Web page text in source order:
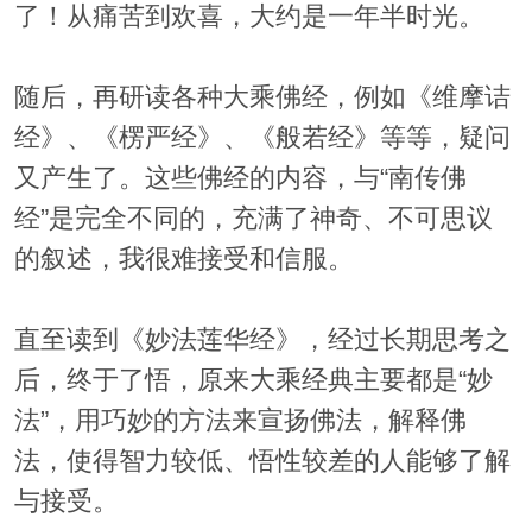
了！从痛苦到欢喜，大约是一年半时光。
随后，再研读各种大乘佛经，例如《维摩诘
经》、《楞严经》、《般若经》等等，疑问
又产生了。这些佛经的内容，与“南传佛
经”是完全不同的，充满了神奇、不可思议
的叙述，我很难接受和信服。
直至读到《妙法莲华经》，经过长期思考之
后，终于了悟，原来大乘经典主要都是“妙
法”，用巧妙的方法来宣扬佛法，解释佛
法，使得智力较低、悟性较差的人能够了解
与接受。